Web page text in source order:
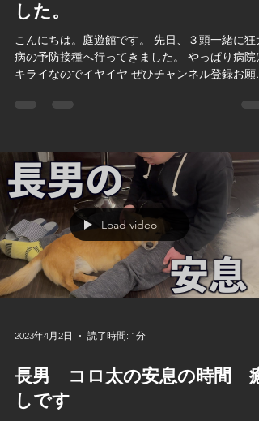
した。
こんにちは。庭遊館です。 先日、３頭一緒に狂犬
病の予防接種へ行ってきました。 やっぱり病院は
キライなのでイヤイヤ ぜひチャンネル登録お願い
Load video
2023年4月2日 読了時間: 1分
長男 コロ太の安息の時間 癒
しです